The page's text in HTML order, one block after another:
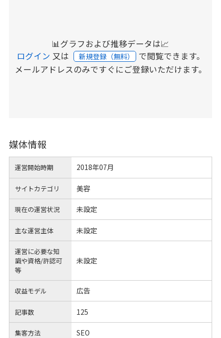
📊グラフおよび推移データは📈
ログイン 又は 新規登録（無料） で閲覧できます。
メールアドレスのみですぐにご登録いただけます。
媒体情報
運営開始時期 2018年07月
サイトカテゴリ 美容
現在の運営状況 未設定
主な運営主体 未設定
運営に必要な知
識や資格/許認可
等
未設定
収益モデル 広告
記事数 125
集客方法 SEO